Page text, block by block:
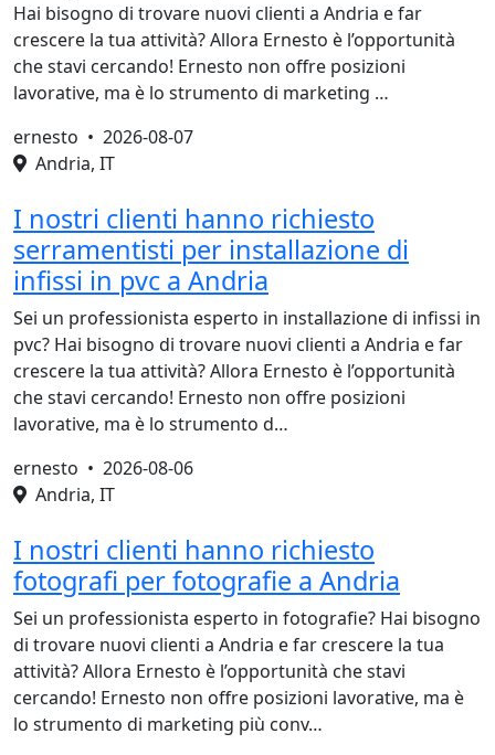
Hai bisogno di trovare nuovi clienti a Andria e far
crescere la tua attività? Allora Ernesto è l’opportunità
che stavi cercando! Ernesto non offre posizioni
lavorative, ma è lo strumento di marketing …
ernesto • 2026-08-07
Andria, IT
I nostri clienti hanno richiesto
serramentisti per installazione di
infissi in pvc a Andria
Sei un professionista esperto in installazione di infissi in
pvc? Hai bisogno di trovare nuovi clienti a Andria e far
crescere la tua attività? Allora Ernesto è l’opportunità
che stavi cercando! Ernesto non offre posizioni
lavorative, ma è lo strumento d…
ernesto • 2026-08-06
Andria, IT
I nostri clienti hanno richiesto
fotografi per fotografie a Andria
Sei un professionista esperto in fotografie? Hai bisogno
di trovare nuovi clienti a Andria e far crescere la tua
attività? Allora Ernesto è l’opportunità che stavi
cercando! Ernesto non offre posizioni lavorative, ma è
lo strumento di marketing più conv…